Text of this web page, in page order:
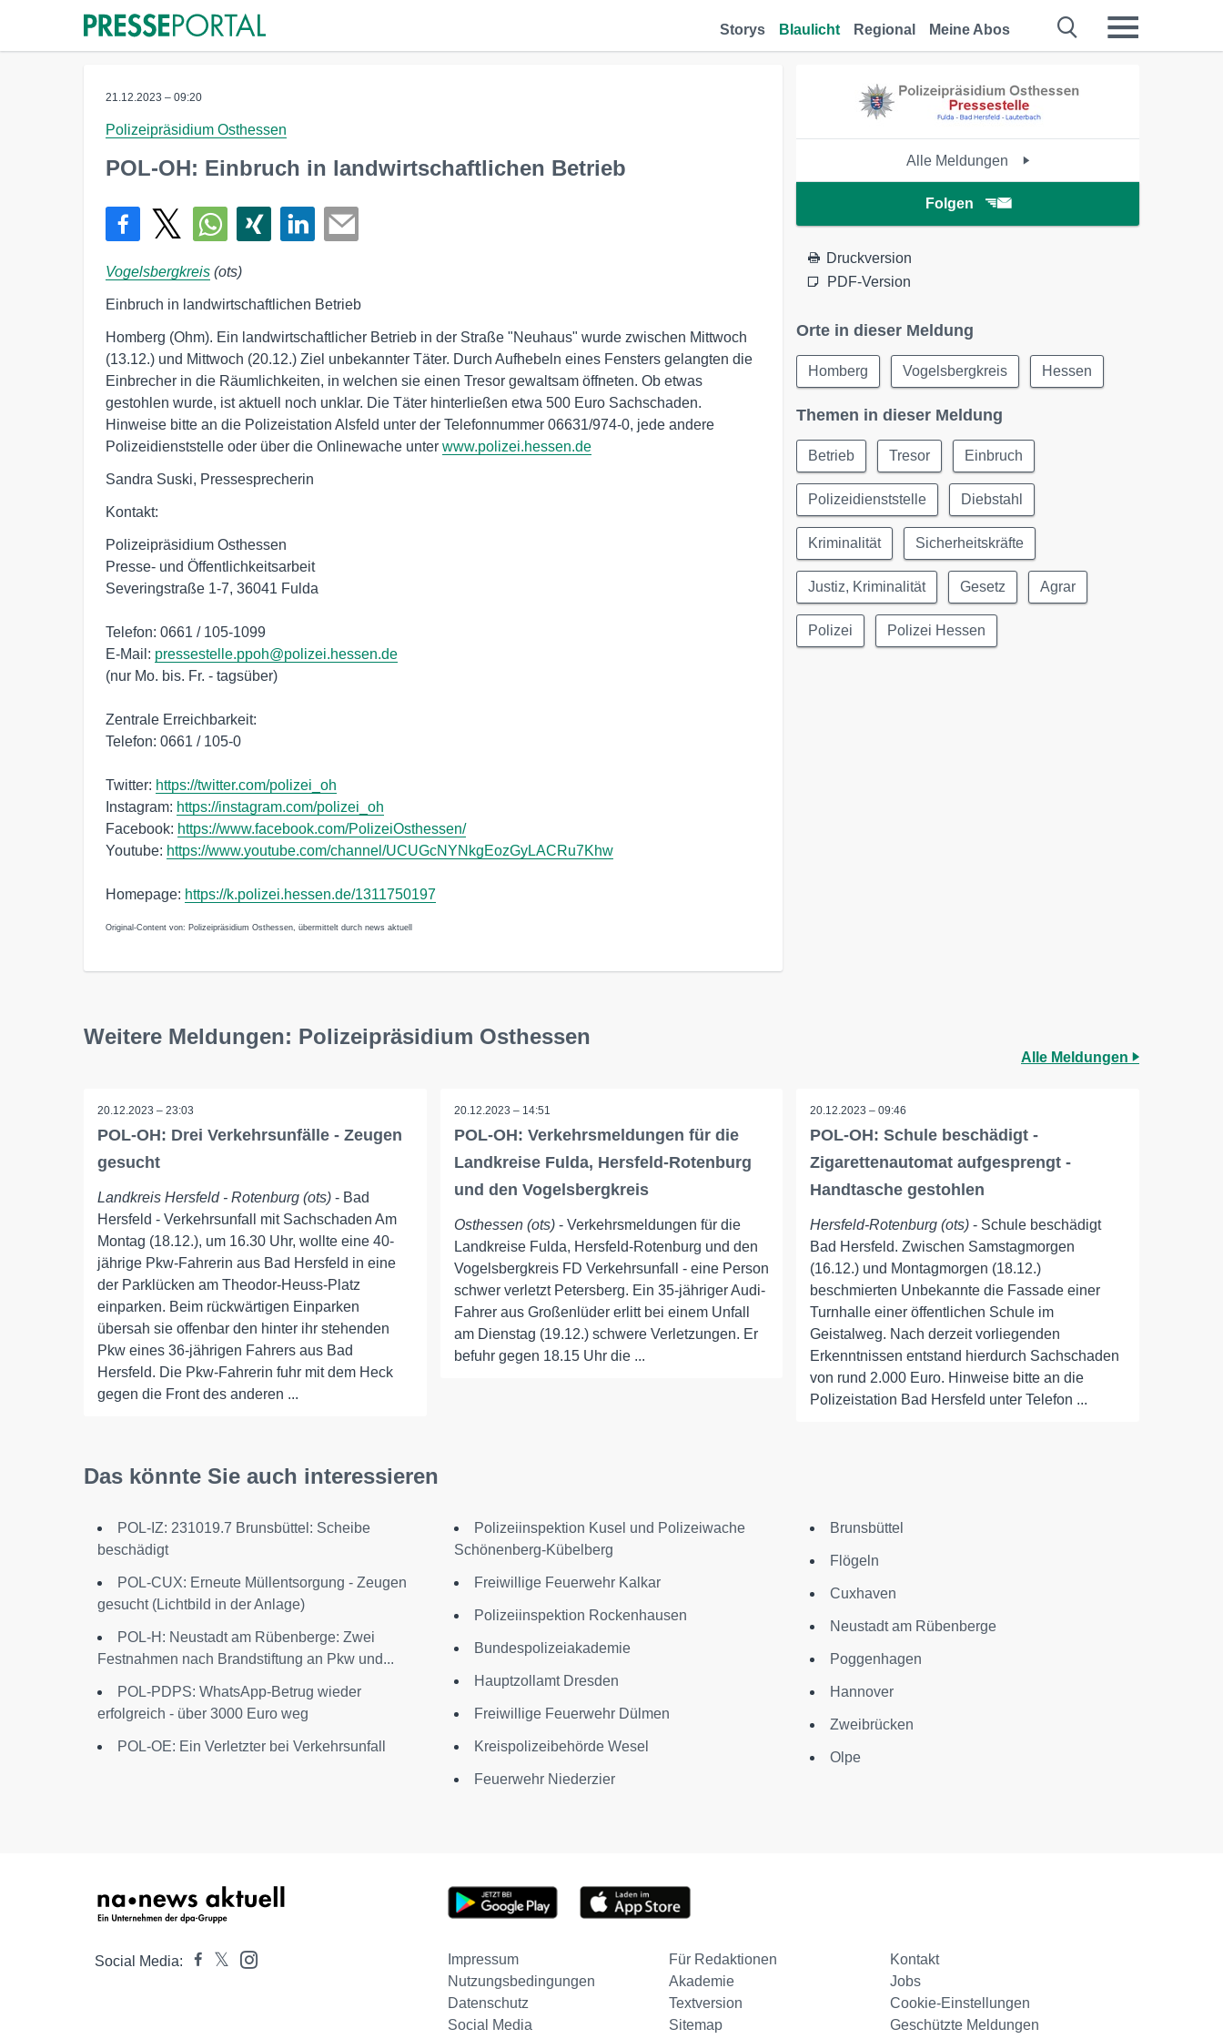
Storys Blaulicht Regional Meine Abos
21.12.2023 – 09:20
Polizeipräsidium Osthessen
POL-OH: Einbruch in landwirtschaftlichen Betrieb
Vogelsbergkreis (ots)
Einbruch in landwirtschaftlichen Betrieb
Homberg (Ohm). Ein landwirtschaftlicher Betrieb in der Straße "Neuhaus" wurde zwischen Mittwoch
(13.12.) und Mittwoch (20.12.) Ziel unbekannter Täter. Durch Aufhebeln eines Fensters gelangten die
Einbrecher in die Räumlichkeiten, in welchen sie einen Tresor gewaltsam öffneten. Ob etwas
gestohlen wurde, ist aktuell noch unklar. Die Täter hinterließen etwa 500 Euro Sachschaden.
Hinweise bitte an die Polizeistation Alsfeld unter der Telefonnummer 06631/974-0, jede andere
Polizeidienststelle oder über die Onlinewache unter www.polizei.hessen.de
Sandra Suski, Pressesprecherin
Kontakt:
Polizeipräsidium Osthessen
Presse- und Öffentlichkeitsarbeit
Severingstraße 1-7, 36041 Fulda
Telefon: 0661 / 105-1099
E-Mail: pressestelle.ppoh@polizei.hessen.de
(nur Mo. bis. Fr. - tagsüber)
Zentrale Erreichbarkeit:
Telefon: 0661 / 105-0
Twitter: https://twitter.com/polizei_oh
Instagram: https://instagram.com/polizei_oh
Facebook: https://www.facebook.com/PolizeiOsthessen/
Youtube: https://www.youtube.com/channel/UCUGcNYNkgEozGyLACRu7Khw
Homepage: https://k.polizei.hessen.de/1311750197
Original-Content von: Polizeipräsidium Osthessen, übermittelt durch news aktuell
Alle Meldungen
Folgen
Druckversion
PDF-Version
Orte in dieser Meldung
Homberg Vogelsbergkreis Hessen
Themen in dieser Meldung
Betrieb Tresor Einbruch
Polizeidienststelle Diebstahl
Kriminalität Sicherheitskräfte
Justiz, Kriminalität Gesetz Agrar
Polizei Polizei Hessen
Weitere Meldungen: Polizeipräsidium Osthessen
Alle Meldungen
20.12.2023 – 23:03
POL-OH: Drei Verkehrsunfälle - Zeugen
gesucht
Landkreis Hersfeld - Rotenburg (ots) - Bad
Hersfeld - Verkehrsunfall mit Sachschaden Am
Montag (18.12.), um 16.30 Uhr, wollte eine 40-
jährige Pkw-Fahrerin aus Bad Hersfeld in eine
der Parklücken am Theodor-Heuss-Platz
einparken. Beim rückwärtigen Einparken
übersah sie offenbar den hinter ihr stehenden
Pkw eines 36-jährigen Fahrers aus Bad
Hersfeld. Die Pkw-Fahrerin fuhr mit dem Heck
gegen die Front des anderen ...
20.12.2023 – 14:51
POL-OH: Verkehrsmeldungen für die
Landkreise Fulda, Hersfeld-Rotenburg
und den Vogelsbergkreis
Osthessen (ots)- Verkehrsmeldungen für die
Landkreise Fulda, Hersfeld-Rotenburg und den
Vogelsbergkreis FD Verkehrsunfall - eine Person
schwer verletzt Petersberg. Ein 35-jähriger Audi-
Fahrer aus Großenlüder erlitt bei einem Unfall
am Dienstag (19.12.) schwere Verletzungen. Er
befuhr gegen 18.15 Uhr die ...
20.12.2023 – 09:46
POL-OH: Schule beschädigt -
Zigarettenautomat aufgesprengt -
Handtasche gestohlen
Hersfeld-Rotenburg (ots) - Schule beschädigt
Bad Hersfeld. Zwischen Samstagmorgen
(16.12.) und Montagmorgen (18.12.)
beschmierten Unbekannte die Fassade einer
Turnhalle einer öffentlichen Schule im
Geistalweg. Nach derzeit vorliegenden
Erkenntnissen entstand hierdurch Sachschaden
von rund 2.000 Euro. Hinweise bitte an die
Polizeistation Bad Hersfeld unter Telefon ...
Das könnte Sie auch interessieren
POL-IZ: 231019.7 Brunsbüttel: Scheibe
beschädigt
POL-CUX: Erneute Müllentsorgung - Zeugen
gesucht (Lichtbild in der Anlage)
POL-H: Neustadt am Rübenberge: Zwei
Festnahmen nach Brandstiftung an Pkw und...
POL-PDPS: WhatsApp-Betrug wieder
erfolgreich - über 3000 Euro weg
POL-OE: Ein Verletzter bei Verkehrsunfall
Polizeiinspektion Kusel und Polizeiwache
Schönenberg-Kübelberg
Freiwillige Feuerwehr Kalkar
Polizeiinspektion Rockenhausen
Bundespolizeiakademie
Hauptzollamt Dresden
Freiwillige Feuerwehr Dülmen
Kreispolizeibehörde Wesel
Feuerwehr Niederzier
Brunsbüttel
Flögeln
Cuxhaven
Neustadt am Rübenberge
Poggenhagen
Hannover
Zweibrücken
Olpe
Social Media: Impressum Für Redaktionen
Kontakt
Nutzungsbedingungen
Akademie
Jobs
Datenschutz
Textversion
Cookie-Einstellungen
Social Media
Sitemap Geschützte Meldungen